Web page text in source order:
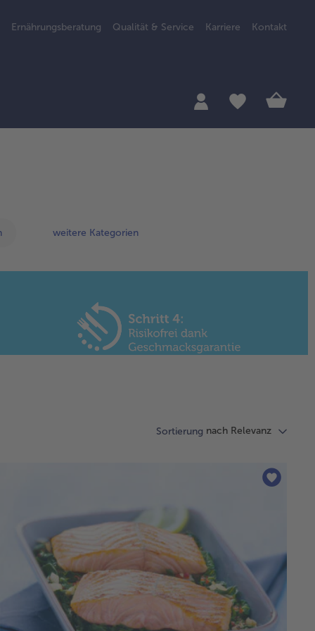
Ernährungsberatung Qualität & Service Karriere Kontakt
weitere Kategorien
Sortierung nach Relevanz